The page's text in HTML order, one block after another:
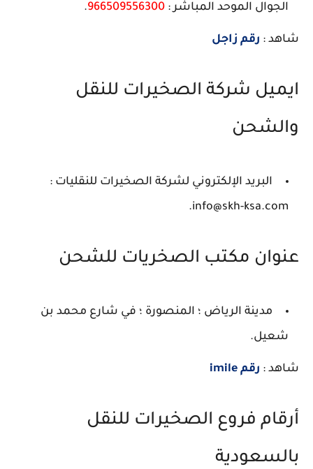
الجوال الموحد المباشر : 966509556300
.
شاهد : رقم زاجل
ايميل شركة الصخيرات للنقل
والشحن
البريد الإلكتروني لشركة الصخيرات للنقليات :
info@skh-ksa.com.
عنوان مكتب الصخريات للشحن
مدينة الرياض ؛ المنصورة ؛ في شارع محمد بن
شعيل.
شاهد : رقم imile
أرقام فروع الصخيرات للنقل
بالسعودية